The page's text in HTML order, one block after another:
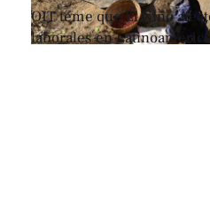
OIT teme que El Niño
laborales en Latinoamérica